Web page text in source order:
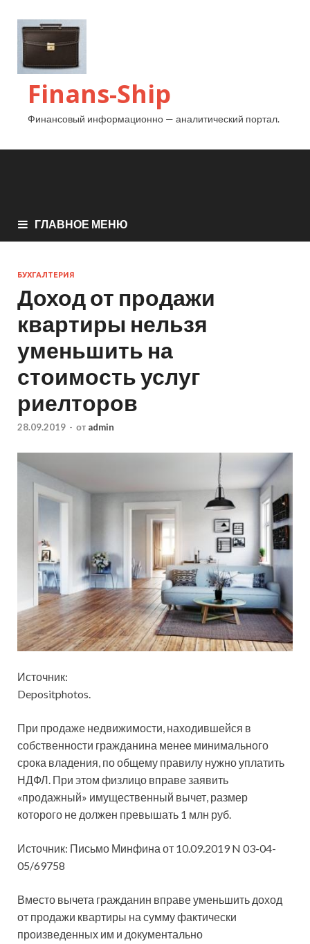
Finans-Ship
Финансовый информационно — аналитический портал.
ГЛАВНОЕ МЕНЮ
БУХГАЛТЕРИЯ
Доход от продажи
квартиры нельзя
уменьшить на
стоимость услуг
риелторов
28.09.2019 - от admin
Источник:
Depositphotos.
При продаже недвижимости, находившейся в
собственности гражданина менее минимального
срока владения, по общему правилу нужно уплатить
НДФЛ. При этом физлицо вправе заявить
«продажный» имущественный вычет, размер
которого не должен превышать 1 млн руб.
Источник: Письмо Минфина от 10.09.2019 N 03-04-
05/69758
Вместо вычета гражданин вправе уменьшить доход
от продажи квартиры на сумму фактически
произведенных им и документально